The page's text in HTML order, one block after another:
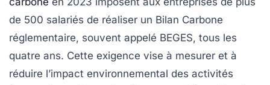
de 500 salariés de réaliser un Bilan Carbone
réglementaire, souvent appelé BEGES, tous les
quatre ans. Cette exigence vise à mesurer et à
réduire l’impact environnemental des activités